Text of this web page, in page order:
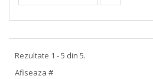
Rezultate 1 - 5 din 5.
Afiseaza #